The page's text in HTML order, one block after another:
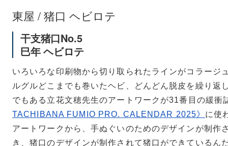
猪口 蛇の目高台
猪口
寅年 大虎
東屋 / 猪口 ヘビロテ
干支猪口No.5
巳年 ヘビロテ
いろいろな印刷物から切り取られたラインがコラージ
ルグルどこまでも巻いたヘビ、どんどん脱皮を繰り返
でもある立花文穂先生のアートワークが31番目の緩衝
TACHIBANA FUMIO PRO. CALENDAR 2025》 に使
アートワークから、手ぬぐいのためのデザインが制作
き、猪口のデザインが制作されて猪口ができているん